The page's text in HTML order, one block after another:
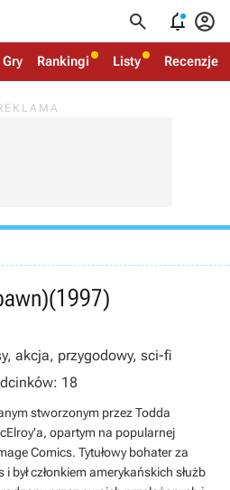
  
Gry Rankingi Listy Recenzje
(1997)
akcja, przygodowy, sci-fi
18
stworzonym przez Todda
opartym na popularnej
Comics. Tytułowy bohater za
był członkiem amerykańskich służb